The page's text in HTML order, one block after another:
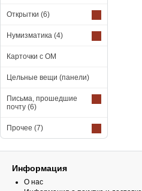
Открытки (6)
Нумизматика (4)
Карточки с ОМ
Цельные вещи (панели)
Письма, прошедшие
почту (6)
Прочее (7)
Информация
О нас